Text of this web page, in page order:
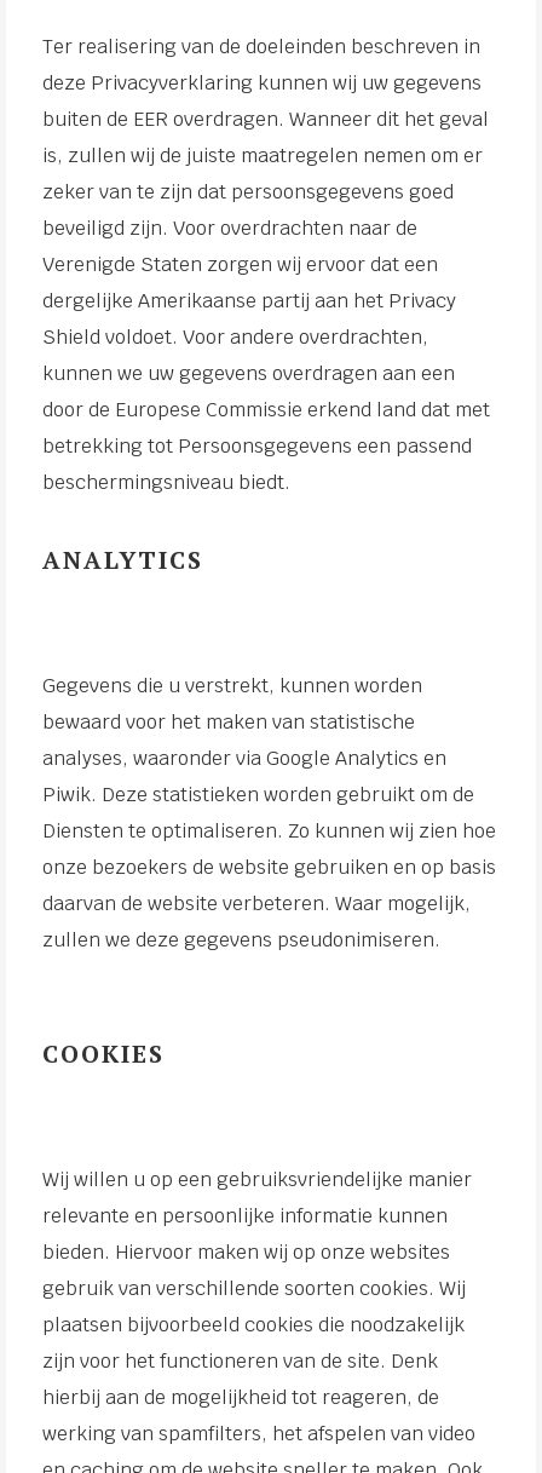
Ter realisering van de doeleinden beschreven in
deze Privacyverklaring kunnen wij uw gegevens
buiten de EER overdragen. Wanneer dit het geval
is, zullen wij de juiste maatregelen nemen om er
zeker van te zijn dat persoonsgegevens goed
beveiligd zijn. Voor overdrachten naar de
Verenigde Staten zorgen wij ervoor dat een
dergelijke Amerikaanse partij aan het Privacy
Shield voldoet. Voor andere overdrachten,
kunnen we uw gegevens overdragen aan een
door de Europese Commissie erkend land dat met
betrekking tot Persoonsgegevens een passend
beschermingsniveau biedt.
ANALYTICS
Gegevens die u verstrekt, kunnen worden
bewaard voor het maken van statistische
analyses, waaronder via Google Analytics en
Piwik. Deze statistieken worden gebruikt om de
Diensten te optimaliseren. Zo kunnen wij zien hoe
onze bezoekers de website gebruiken en op basis
daarvan de website verbeteren. Waar mogelijk,
zullen we deze gegevens pseudonimiseren.
COOKIES
Wij willen u op een gebruiksvriendelijke manier
relevante en persoonlijke informatie kunnen
bieden. Hiervoor maken wij op onze websites
gebruik van verschillende soorten cookies. Wij
plaatsen bijvoorbeeld cookies die noodzakelijk
zijn voor het functioneren van de site. Denk
hierbij aan de mogelijkheid tot reageren, de
werking van spamfilters, het afspelen van video